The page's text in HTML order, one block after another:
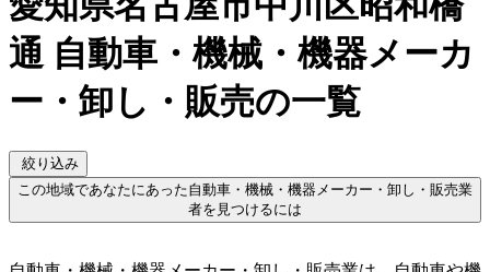
通 自動車・機械・機器メーカ
ー・卸し・販売の一覧
絞り込み
この地域であなたにあった自動車・機械・機器メーカー・卸し・販売業
者を見つけるには